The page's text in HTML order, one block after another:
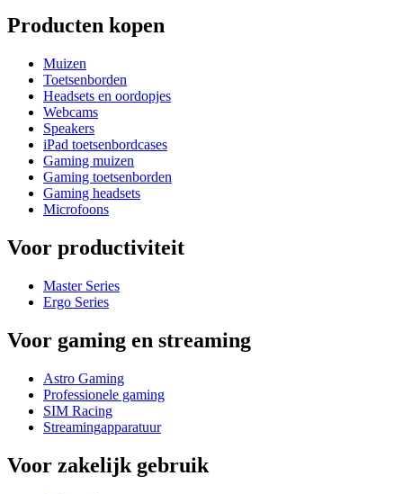
Producten kopen
Muizen
Toetsenborden
Headsets en oordopjes
Webcams
Speakers
iPad toetsenbordcases
Gaming muizen
Gaming toetsenborden
Gaming headsets
Microfoons
Voor productiviteit
Master Series
Ergo Series
Voor gaming en streaming
Astro Gaming
Professionele gaming
SIM Racing
Streamingapparatuur
Voor zakelijk gebruik